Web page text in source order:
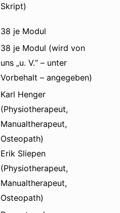
Skript)
38 je Modul
38 je Modul (wird von
uns „u. V.“ – unter
Vorbehalt – angegeben)
Karl Henger
(Physiotherapeut,
Manualtherapeut,
Osteopath)
Erik Sliepen
(Physiotherapeut,
Manualtherapeut,
Osteopath)